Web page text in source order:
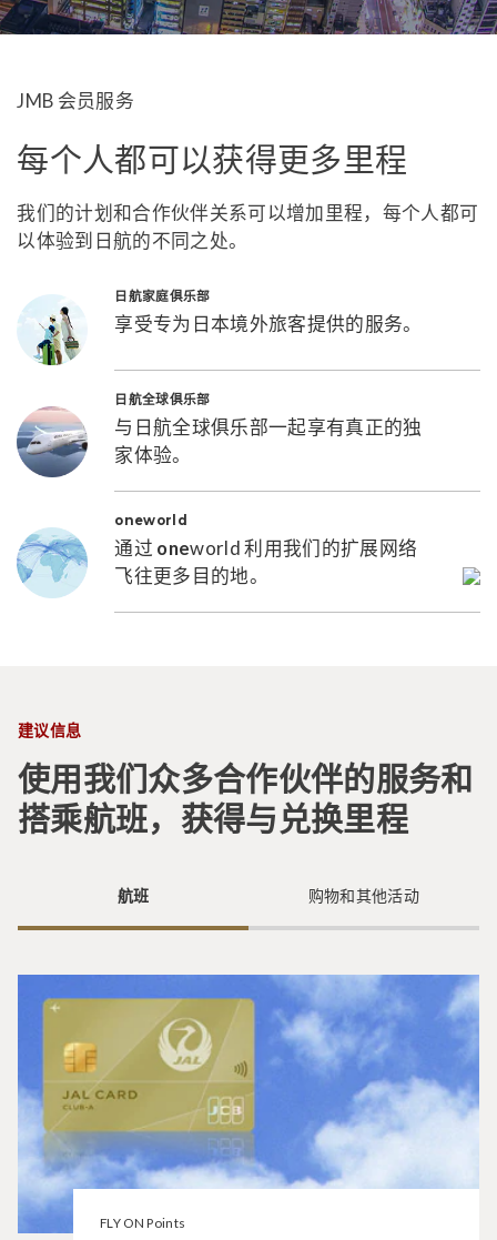
JMB 会员服务
每个人都可以获得更多里程
我们的计划和合作伙伴关系可以增加里程，每个人都可
以体验到日航的不同之处。
日航家庭俱乐部
享受专为日本境外旅客提供的服务。
日航全球俱乐部
与日航全球俱乐部一起享有真正的独
家体验。
oneworld
通过 oneworld 利用我们的扩展网络
飞往更多目的地。
建议信息
使用我们众多合作伙伴的服务和
搭乘航班，获得与兑换里程
航班 购物和其他活动
FLY ON Points